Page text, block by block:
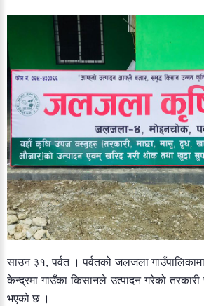
साउन ३१,पर्वत । पर्वतको जलजला गाउँपालिकामा
केन्द्रमा गाउँका किसानले उत्पादन गरेको तरकारी
भएको छ ।